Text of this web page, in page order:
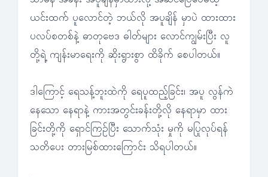
ယင်းထက် ပူလောင်တဲ့ ဘယ်လို အပူချိန် မှာပဲ ထားထား
ပလပ်စတစ်နဲ့ ဓာတုဗေဒ ဓါတ်များ လောင်ကျွမ်းပြီး လူ
တို့ရဲ့ ကျန်းမာရေးကို ဆိုးရွားစွာ ထိခိုက် စေပါတယ်။
ဒါကြောင့် ရေသန့်ဘူးထဲကို ရေပူထည့်ခြင်း၊ အပူ လွန်ကဲ
နေသော နေရာနဲ့ ကားအတွင်းခန်းတို့လို နေရာမှာ ထား
ခြင်းတို့ကို ရှောင်ကြဉ်ပြီး သောက်သုံး မှုကို မပြုလုပ်ရန်
သတိပေး တားမြစ်ထားကြောင်း သိရပါတယ်။